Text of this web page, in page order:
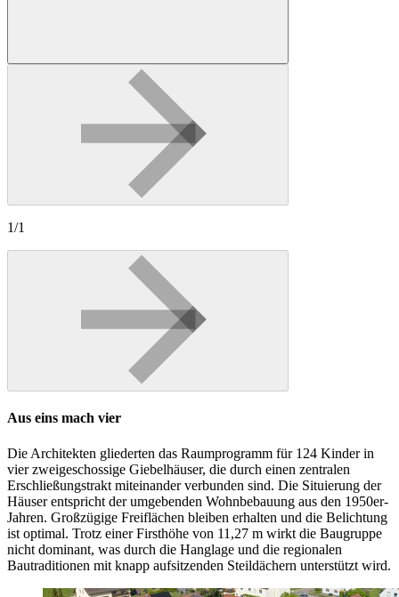
1/1
Aus eins mach vier
Die Architekten gliederten das Raumprogramm für 124 Kinder in
vier zweigeschossige Giebelhäuser, die durch einen zentralen
Erschließungstrakt miteinander verbunden sind. Die Situierung der
Häuser entspricht der umgebenden Wohnbebauung aus den 1950er-
Jahren. Großzügige Freiflächen bleiben erhalten und die Belichtung
ist optimal. Trotz einer Firsthöhe von 11,27 m wirkt die Baugruppe
nicht dominant, was durch die Hanglage und die regionalen
Bautraditionen mit knapp aufsitzenden Steildächern unterstützt wird.